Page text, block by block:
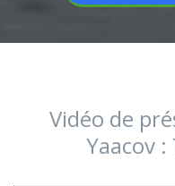
Vidéo de
Yaacov